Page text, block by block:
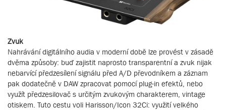
Zvuk
Nahrávání digitálního audia v moderní době lze provést v zásadě
dvěma způsoby: buď zajistit naprosto transparentní a zvuk nijak
nebarvící předzesílení signálu před A/D převodníkem a záznam
pak dodatečně v DAW zpracovat pomocí plug-in efektů, nebo
využít předzesilovač s určitým zvukovým charakterem, vintage
otiskem. Tuto cestu voli Harisson/Icon 32Ci: využití velkého